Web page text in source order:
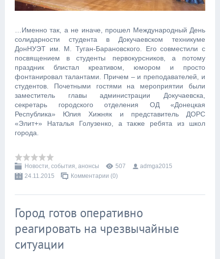
…Именно так, а не иначе, прошел Международный День
солидарности студента в Докучаевском техникуме
ДонНУЭТ им. М. Туган-Барановского. Его совместили с
посвящением в студенты первокурсников, а потому
праздник блистал креативом, юмором и просто
фонтанировал талантами. Причем – и преподавателей, и
студентов. Почетными гостями на мероприятии были
заместитель главы администрации Докучаевска,
секретарь городского отделения ОД «Донецкая
Республика» Юлия Хижняк и представитель ДОРС
«Элит+» Наталья Голузенко, а также ребята из школ
города.
Новости, события, анонсы 507
admga2015
24.11.2015
Комментарии (0)
Город готов оперативно
реагировать на чрезвычайные
ситуации